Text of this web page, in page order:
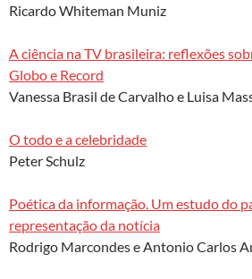
Ricardo Whiteman Muniz
A ciência na TV brasileira: reflexões
Globo e Record
Vanessa Brasil de Carvalho e Luisa
O todo e a celebridade
Peter Schulz
Poética da informação. Um estudo do
representação da notícia
Rodrigo Marcondes e Antonio Carlos